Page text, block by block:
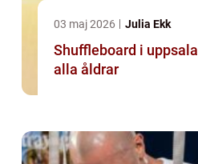
03 maj 2026 Julia Ekk
Shuffleboard i uppsala socialt spel för
alla åldrar